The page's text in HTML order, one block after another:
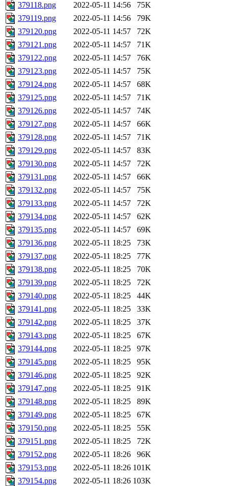
379118.png
2022-05-11 14:56
75K
379119.png
2022-05-11 14:56
79K
379120.png
2022-05-11 14:57
72K
379121.png
2022-05-11 14:57
71K
379122.png
2022-05-11 14:57
76K
379123.png
2022-05-11 14:57
75K
379124.png
2022-05-11 14:57
68K
379125.png
2022-05-11 14:57
71K
379126.png
2022-05-11 14:57
74K
379127.png
2022-05-11 14:57
66K
379128.png
2022-05-11 14:57
71K
379129.png
2022-05-11 14:57
83K
379130.png
2022-05-11 14:57
72K
379131.png
2022-05-11 14:57
66K
379132.png
2022-05-11 14:57
75K
379133.png
2022-05-11 14:57
72K
379134.png
2022-05-11 14:57
62K
379135.png
2022-05-11 14:57
69K
379136.png
2022-05-11 18:25
73K
379137.png
2022-05-11 18:25
77K
379138.png
2022-05-11 18:25
70K
379139.png
2022-05-11 18:25
72K
379140.png
2022-05-11 18:25
44K
379141.png
2022-05-11 18:25
33K
379142.png
2022-05-11 18:25
37K
379143.png
2022-05-11 18:25
67K
379144.png
2022-05-11 18:25
97K
379145.png
2022-05-11 18:25
95K
379146.png
2022-05-11 18:25
92K
379147.png
2022-05-11 18:25
91K
379148.png
2022-05-11 18:25
89K
379149.png
2022-05-11 18:25
67K
379150.png
2022-05-11 18:25
55K
379151.png
2022-05-11 18:25
72K
379152.png
2022-05-11 18:26
96K
379153.png
2022-05-11 18:26 101K
379154.png
2022-05-11 18:26 103K